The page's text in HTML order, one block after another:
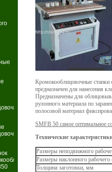
Кромокооблицовочные станки
предназначен для нанесения
Предназначены для
рулонного материала по
полосовой материал
SMFB 50 самое оптимальное
Технические
Размеры неподвижного
Размеры наклонного
Толщина заготовки, мм